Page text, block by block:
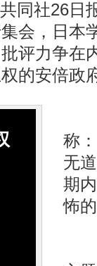
社26日
会，日本
评力争在
的安倍政
称
无
期
怖